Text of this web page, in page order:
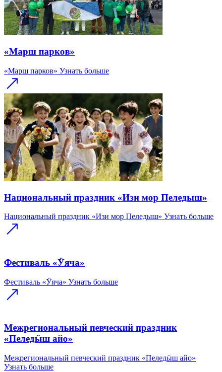
«Марш парков»
«Марш парков» Узнать больше
Национальный праздник «Изи мор Пеледыш»
Национальный праздник «Изи мор Пеледыш» Узнать больше
Фестиваль «Ӱяча»
Фестиваль «Ӱяча» Узнать больше
Межрегиональный певческий праздник
«Пеледӹш айо»
Межрегиональный певческий праздник «Пеледӹш айо»
Узнать больше